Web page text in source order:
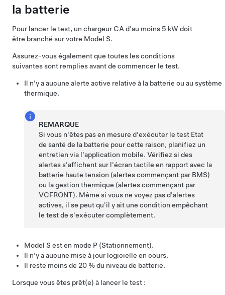
la batterie
Pour lancer le test, un chargeur CA d'au moins 5 kW doit
être branché sur votre Model S.
Assurez-vous également que toutes les conditions
suivantes sont remplies avant de commencer le test.
Il n'y a aucune alerte active relative à la batterie ou au système
thermique.
REMARQUE
Si vous n'êtes pas en mesure d'exécuter le test État
de santé de la batterie pour cette raison, planifiez un
entretien via l'application mobile. Vérifiez si des
alertes s'affichent sur l'écran tactile en rapport avec la
batterie haute tension (alertes commençant par BMS)
ou la gestion thermique (alertes commençant par
VCFRONT). Même si vous ne voyez pas d'alertes
actives, il se peut qu'il y ait une condition empêchant
le test de s'exécuter complètement.
Model S est en mode P (Stationnement).
Il n'y a aucune mise à jour logicielle en cours.
Il reste moins de 20 % du niveau de batterie.
Lorsque vous êtes prêt(e) à lancer le test :